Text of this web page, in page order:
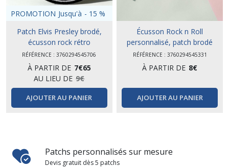
PROMOTION Jusqu'à - 15 %
Patch Elvis Presley brodé,
écusson rock rétro
RÉFÉRENCE : 3760294545706
À PARTIR DE 7€65
AU LIEU DE 9€
AJOUTER AU PANIER
Écusson Rock n Roll
personnalisé, patch brodé
RÉFÉRENCE : 3760294545331
À PARTIR DE 8€
AJOUTER AU PANIER
Patchs personnalisés sur mesure
Devis gratuit dès 5 patchs